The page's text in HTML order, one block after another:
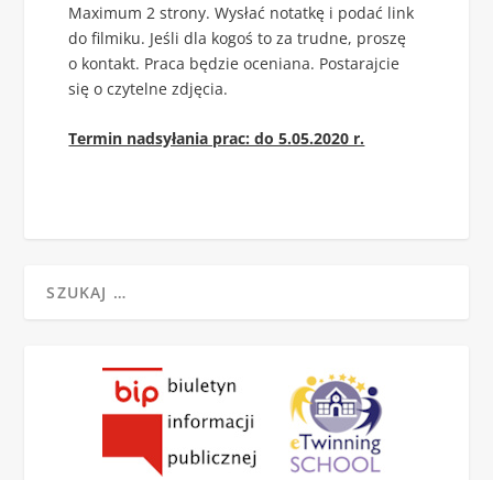
Maximum 2 strony. Wysłać notatkę i podać link
do filmiku. Jeśli dla kogoś to za trudne, proszę
o kontakt. Praca będzie oceniana. Postarajcie
się o czytelne zdjęcia.
Termin nadsyłania prac: do 5.05.2020 r.